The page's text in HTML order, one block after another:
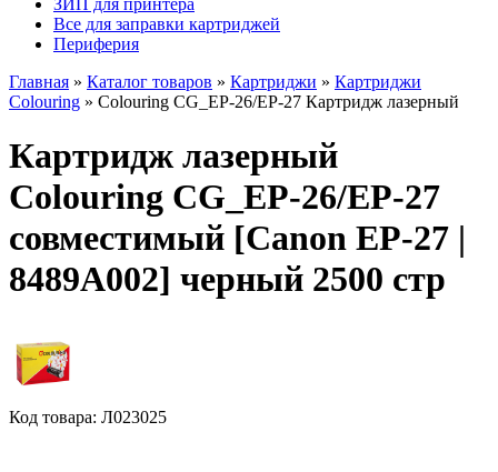
ЗИП для принтера
Все для заправки картриджей
Периферия
Главная » Каталог товаров » Картриджи » Картриджи
Colouring » Colouring CG_EP-26/EP-27 Картридж лазерный
Картридж лазерный
Colouring CG_EP-26/EP-27
совместимый [Canon EP-27 |
8489A002] черный 2500 стр
Код товара: Л023025